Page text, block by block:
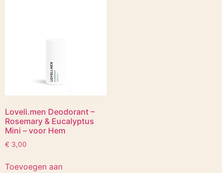
Loveli.men Deodorant –
Rosemary & Eucalyptus
Mini – voor Hem
€ 3,00
Toevoegen aan